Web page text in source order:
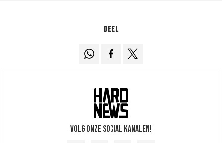
Deel
Volg onze social kanalen!